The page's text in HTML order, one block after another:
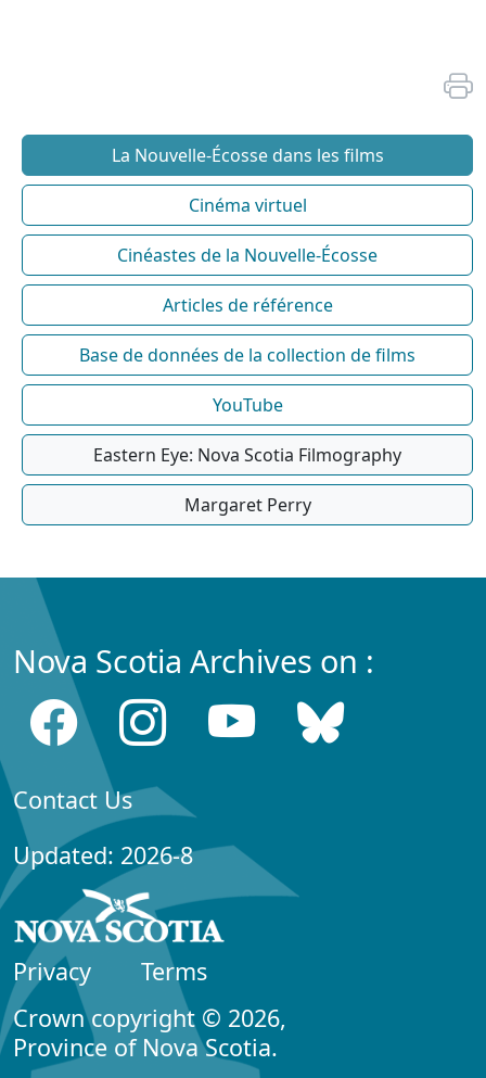
La Nouvelle-Écosse dans les films
Cinéma virtuel
Cinéastes de la Nouvelle-Écosse
Articles de référence
Base de données de la collection de films
YouTube
Eastern Eye: Nova Scotia Filmography
Margaret Perry
Nova Scotia Archives on :
Contact Us
Updated: 2026-8
Privacy
Terms
Crown copyright © 2026,
Province of Nova Scotia.